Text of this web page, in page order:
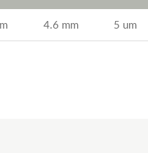
4.6 mm 5 um